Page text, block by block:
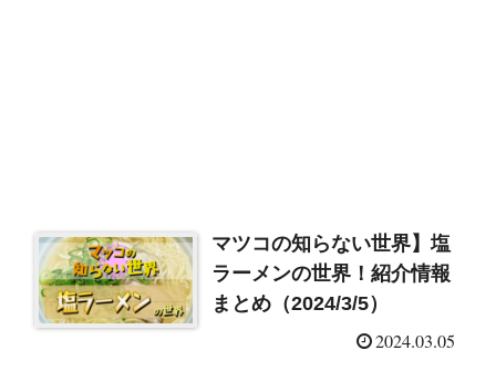
マツコの知らない世界】塩
ラーメンの世界！紹介情報
まとめ（2024/3/5）
2024.03.05